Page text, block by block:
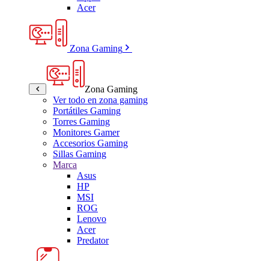
Acer
Zona Gaming
Zona Gaming
Ver todo en zona gaming
Portátiles Gaming
Torres Gaming
Monitores Gamer
Accesorios Gaming
Sillas Gaming
Marca
Asus
HP
MSI
ROG
Lenovo
Acer
Predator